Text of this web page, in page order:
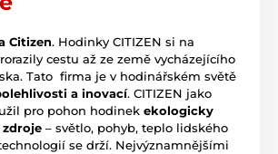
Citizen. Hodinky CITIZEN si na
cestu až ze země vycházejícího
Tato firma je v hodinářském světě
a inovací. CITIZEN jako
pro pohon hodinek ekologicky
– světlo, pohyb, teplo lidského
se drží. Nejvýznamnějšími